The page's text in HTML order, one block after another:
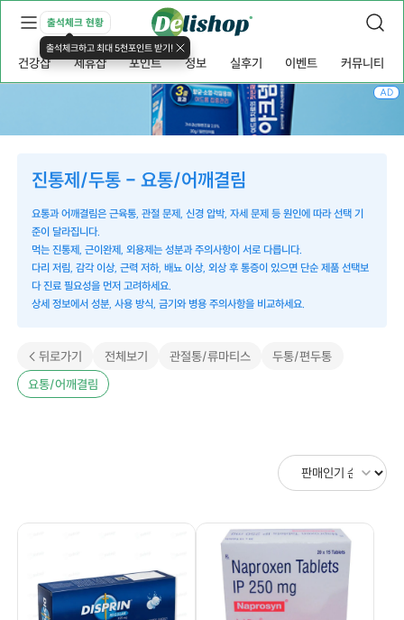
출석체크 현황
출석체크하고 최대 5천포인트 받기!
건강샵 제휴샵 포인트 정보 실후기 이벤트 커뮤니티
진통제/두통 - 요통/어깨결림
요통과 어깨결림은 근육통, 관절 문제, 신경 압박, 자세 문제 등 원인에 따라 선택 기
준이 달라집니다.
먹는 진통제, 근이완제, 외용제는 성분과 주의사항이 서로 다릅니다.
다리 저림, 감각 이상, 근력 저하, 배뇨 이상, 외상 후 통증이 있으면 단순 제품 선택보
다 진료 필요성을 먼저 고려하세요.
상세 정보에서 성분, 사용 방식, 금기와 병용 주의사항을 비교하세요.
< 뒤로가기 전체보기 관절통/류마티스
두통/편두통
요통/어깨결림
AD